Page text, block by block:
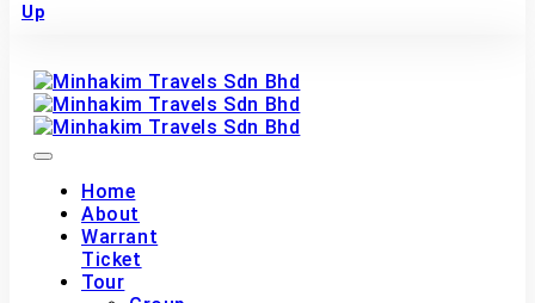
Up
Home
About
Warrant
Ticket
Tour